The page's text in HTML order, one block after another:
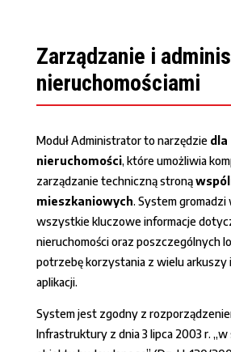
Zarządzanie i
nieruchomościami
Moduł Administrator to narzędzie dla
nieruchomości, które umożliwia
zarządzanie techniczną stroną
mieszkaniowych. System gromadzi
wszystkie kluczowe informacje
nieruchomości oraz poszczególnych
potrzebę korzystania z wielu
aplikacji.
System jest zgodny z
Infrastruktury z dnia 3 lipca 2003 r. „w